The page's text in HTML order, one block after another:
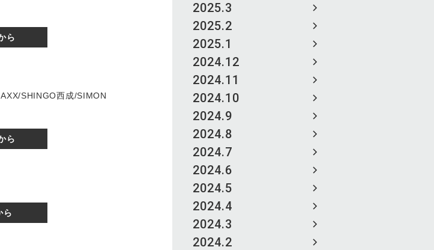
2025.3
2025.2
2025.1
2024.12
2024.11
2024.10
2024.9
2024.8
2024.7
2024.6
2024.5
2024.4
2024.3
2024.2
ら
SHINGO西成/SIMON
ら
ら